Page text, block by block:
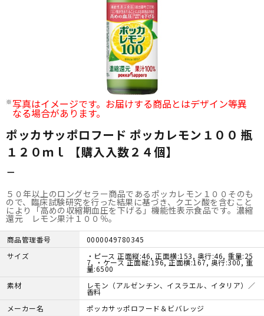
写真はイメージです。お届けする商品とはデザイン等異
なる場合があります。
ポッカサッポロフード ポッカレモン１００ 瓶
１２０ｍｌ 【購入入数２４個】
－
５０年以上のロングセラー商品であるポッカレモン１００そのも
ので、臨床試験研究を行った結果に基づき、クエン酸を含むこと
により「高めの収縮期血圧を下げる」機能性表示食品です。濃縮
還元 レモン果汁１００％。
商品管理番号
0000049780345
サイズ
・ピース 正面縦:46, 正面横:153, 奥行:46, 重量:25
7, ・ケース 正面縦:196, 正面横:167, 奥行:300, 重
量:6500
素材
レモン（アルゼンチン、イスラエル、イタリア）／
香料
メーカー名
ポッカサッポロフード＆ビバレッジ